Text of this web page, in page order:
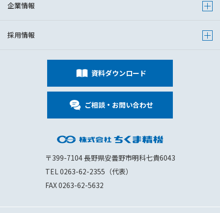
企業情報 Show
採用情報 Show
資料ダウンロード
ご相談・お問い合わせ
〒399-7104 長野県安曇野市明科七貴6043
TEL 0263-62-2355（代表）
FAX 0263-62-5632